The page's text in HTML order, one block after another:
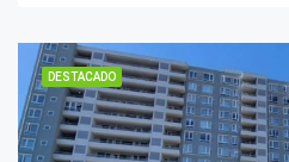
DESTACADO